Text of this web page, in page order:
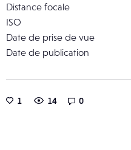
Distance focale
ISO
Date de prise de vue
Date de publication
1 14 0